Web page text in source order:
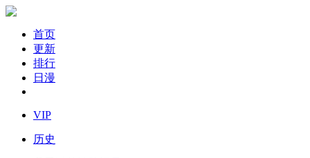
首页
更新
排行
日漫
VIP
历史